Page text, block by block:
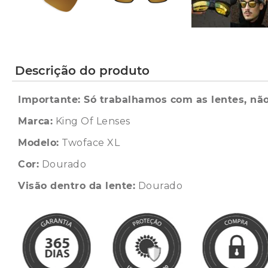
Descrição do produto
Importante: Só trabalhamos com as lentes,
Marca: King Of Lenses
Modelo: Twoface XL
Cor: Dourado
Visão dentro da lente: Dourado